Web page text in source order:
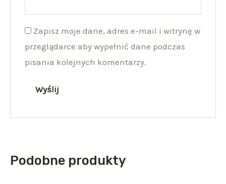
Zapisz moje dane, adres e-mail i witrynę w
przeglądarce aby wypełnić dane podczas
pisania kolejnych komentarzy.
Podobne produkty